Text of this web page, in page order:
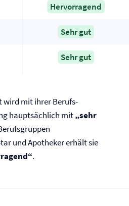
Hervorragend
Sehr gut
Sehr gut
wird mit ihrer Berufs­
hauptsächlich mit„sehr
und Apotheker erhält sie
.